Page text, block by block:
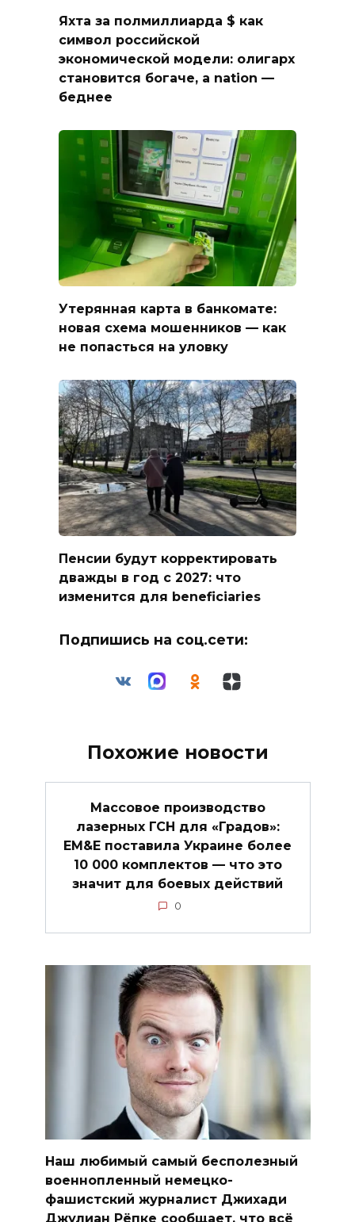
Яхта за полмиллиарда $ как
символ российской
экономической модели: олигарх
становится богаче, а nation —
беднее
Утерянная карта в банкомате:
новая схема мошенников — как
не попасться на уловку
Пенсии будут корректировать
дважды в год с 2027: что
изменится для beneficiaries
Подпишись на соц.сети:
Похожие новости
Массовое производство
лазерных ГСН для «Градов»:
EM&E поставила Украине более
10 000 комплектов — что это
значит для боевых действий
0
Наш любимый самый бесполезный
военнопленный немецко-
фашистский журналист Джихади
Джулиан Рёпке сообщает, что всё